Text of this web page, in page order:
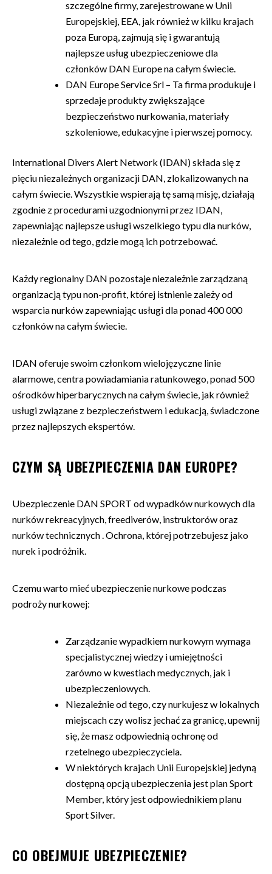
szczególne firmy, zarejestrowane w Unii
Europejskiej, EEA, jak również w kilku krajach
poza Europą, zajmują się i gwarantują
najlepsze usług ubezpieczeniowe dla
członków DAN Europe na całym świecie.
DAN Europe Service Srl – Ta firma produkuje i
sprzedaje produkty zwiększające
bezpieczeństwo nurkowania, materiały
szkoleniowe, edukacyjne i pierwszej pomocy.
International Divers Alert Network (IDAN) składa się z
pięciu niezależnych organizacji DAN, zlokalizowanych na
całym świecie. Wszystkie wspierają tę samą misję, działają
zgodnie z procedurami uzgodnionymi przez IDAN,
zapewniając najlepsze usługi wszelkiego typu dla nurków,
niezależnie od tego, gdzie mogą ich potrzebować.
Każdy regionalny DAN pozostaje niezależnie zarządzaną
organizacją typu non-profit, której istnienie zależy od
wsparcia nurków zapewniając usługi dla ponad 400 000
członków na całym świecie.
IDAN oferuje swoim członkom wielojęzyczne linie
alarmowe, centra powiadamiania ratunkowego, ponad 500
ośrodków hiperbarycznych na całym świecie, jak również
usługi związane z bezpieczeństwem i edukacją, świadczone
przez najlepszych ekspertów.
CZYM SĄ UBEZPIECZENIA DAN EUROPE?
Ubezpieczenie DAN SPORT od wypadków nurkowych dla
nurków rekreacyjnych, freediverów, instruktorów oraz
nurków technicznych . Ochrona, której potrzebujesz jako
nurek i podróżnik.
Czemu warto mieć ubezpieczenie nurkowe podczas
podroży nurkowej:
Zarządzanie wypadkiem nurkowym wymaga
specjalistycznej wiedzy i umiejętności
zarówno w kwestiach medycznych, jak i
ubezpieczeniowych.
Niezależnie od tego, czy nurkujesz w lokalnych
miejscach czy wolisz jechać za granicę, upewnij
się, że masz odpowiednią ochronę od
rzetelnego ubezpieczyciela.
W niektórych krajach Unii Europejskiej jedyną
dostępną opcją ubezpieczenia jest plan Sport
Member, który jest odpowiednikiem planu
Sport Silver.
CO OBEJMUJE UBEZPIECZENIE?